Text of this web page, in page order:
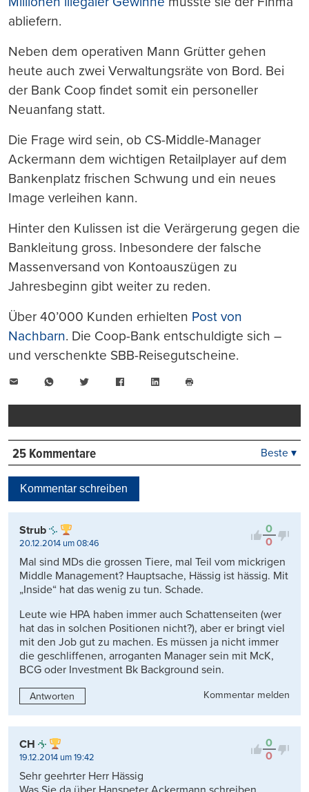
abliefern.
Neben dem operativen Mann Grütter gehen
heute auch zwei Verwaltungsräte von Bord. Bei
der Bank Coop findet somit ein personeller
Neuanfang statt.
Die Frage wird sein, ob CS-Middle-Manager
Ackermann dem wichtigen Retailplayer auf dem
Bankenplatz frischen Schwung und ein neues
Image verleihen kann.
Hinter den Kulissen ist die Verärgerung gegen die
Bankleitung gross. Inbesondere der falsche
Massenversand von Kontoauszügen zu
Jahresbeginn gibt weiter zu reden.
Über 40’000 Kunden erhielten Post von
Nachbarn. Die Coop-Bank entschuldigte sich –
und verschenkte SBB-Reisegutscheine.
WhatsAppTwitter FacebookLinkedIn
drucken
25 Kommentare
Kontrovers
Beste ▾
Kommentar schreiben
0
0
Strub
20.12.2014 um 08:46
Mal sind MDs die grossen Tiere, mal Teil vom mickrigen
Middle Management? Hauptsache, Hässig ist hässig. Mit
„Inside“ hat das wenig zu tun. Schade.
Leute wie HPA haben immer auch Schattenseiten (wer
hat das in solchen Positionen nicht?), aber er bringt viel
mit den Job gut zu machen. Es müssen ja nicht immer
die geschliffenen, arroganten Manager sein mit McK,
BCG oder Investment Bk Background sein.
Antworten Kommentar melden
0
0
CH
19.12.2014 um 19:42
Sehr geehrter Herr Hässig